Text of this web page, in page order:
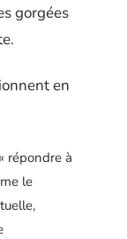
gorgées
en
répondre à
le